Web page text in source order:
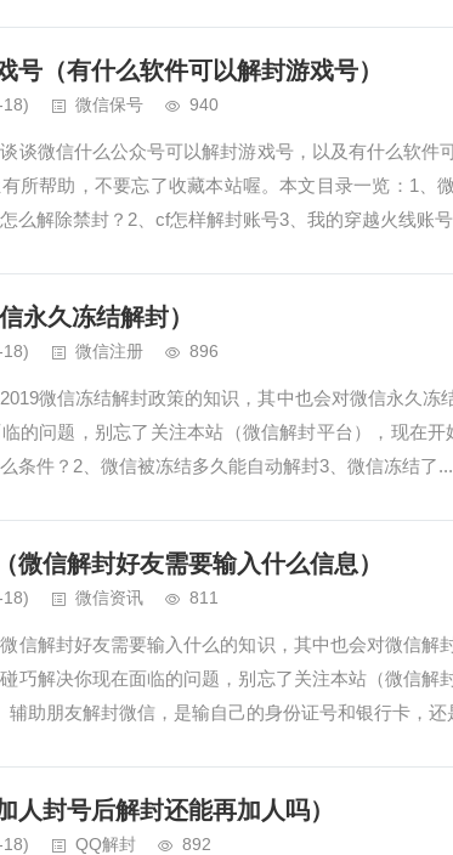
号（有什么软件可以解封游戏号）
微信保号 940
谈微信什么公众号可以解封游戏号，以及有什么软件
所帮助，不要忘了收藏本站喔。本文目录一览：1、
么解除禁封？2、cf怎样解封账号3、我的穿越火线账
永久冻结解封）
微信注册 896
微信冻结解封政策的知识，其中也会对微信永久冻
的问题，别忘了关注本站（微信解封平台），现在开
条件？2、微信被冻结多久能自动解封3、微信冻结了...
微信解封好友需要输入什么信息）
微信资讯 811
信解封好友需要输入什么的知识，其中也会对微信解
巧解决你现在面临的问题，别忘了关注本站（微信解
辅助朋友解封微信，是输自己的身份证号和银行卡，还
人封号后解封还能再加人吗）
QQ解封 892